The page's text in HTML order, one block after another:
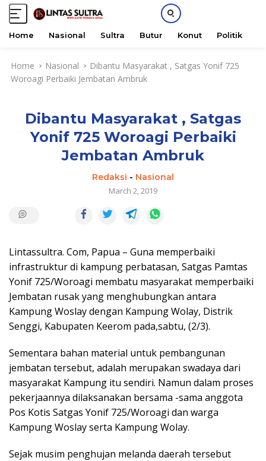
Home Nasional Sultra Butur Konut Politik
Home Nasional
Dibantu Masyarakat , Satgas Yonif 725
Woroagi Perbaiki Jembatan Ambruk
Dibantu Masyarakat , Satgas
Yonif 725 Woroagi Perbaiki
Jembatan Ambruk
Redaksi - Nasional
March 2, 2019
Lintassultra. Com, Papua – Guna memperbaiki
infrastruktur di kampung perbatasan, Satgas Pamtas
Yonif 725/Woroagi membatu masyarakat memperbaiki
Jembatan rusak yang menghubungkan antara
Kampung Woslay dengan Kampung Wolay, Distrik
Senggi, Kabupaten Keerom pada,sabtu, (2/3).
Sementara bahan material untuk pembangunan
jembatan tersebut, adalah merupakan swadaya dari
masyarakat Kampung itu sendiri. Namun dalam proses
pekerjaannya dilaksanakan bersama -sama anggota
Pos Kotis Satgas Yonif 725/Woroagi dan warga
Kampung Woslay serta Kampung Wolay.
Sejak musim penghujan melanda daerah tersebut